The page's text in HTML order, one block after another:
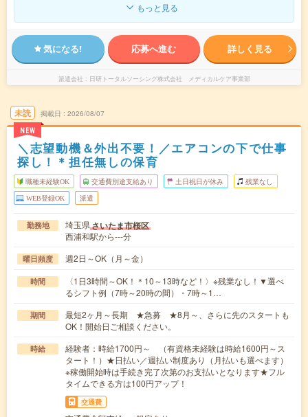
もっと見る
気になる! 応募へ進む 詳しく見る
派遣会社 日研トータルソーシング株式会社 メディカルケア事業部
未読
NEW
掲載日 2026/08/07
＼志望動機＆外出不要！／エアコンの下で仕事
探し！＊担任無しの保育
職種未経験OK 交通費別途支給あり 土日祝日が休み 残業なし
WEB登録OK 派遣
勤務地 埼玉県さいたま市桜区
西浦和駅から---分
曜日頻度 週2日～OK（月～金）
時間
〈1日3時間～OK！＊10～13時など！〉※残業なし！▼選べ
るシフト例（7時～20時の間）・7時～1…
期間
最短2ヶ月～長期 ★急募 ★8月～、さらに先のスタートも
OK！開始日ご相談ください。
時給
経験者：時給1700円～ （有資格未経験は時給1600円～ス
タート！）★日払い／週払い制度あり（月払いも選べます）
※稼働開始時は手続き完了次第のお支払いとなります★フル
タイムできる方は100円アップ！
交通費